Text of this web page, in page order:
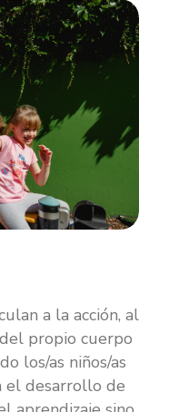
a la acción, al
propio cuerpo
los/as niños/as
el desarrollo de